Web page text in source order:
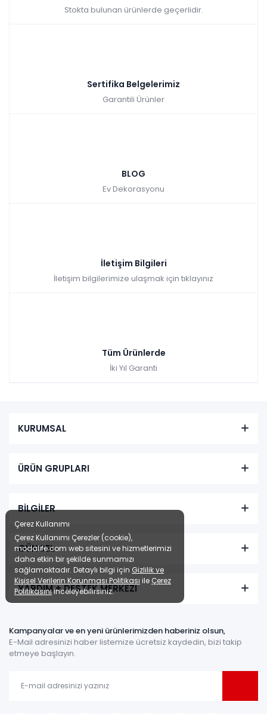
Stokta bulunan ürünlerde geçerlidir.
Sertifika Belgelerimiz
Garantili Ürünler
BLOG
Ev Dekorasyonu
İletişim Bilgileri
İletişim bilgilerimize ulaşmak için tıklayınız
Tüm Ürünlerde
İki Yıl Garanti
KURUMSAL
ÜRÜN GRUPLARI
BİLGİLER
GÜNCEL
YARDIM + DESTEK MERKEZİ
Kampanyalar ve en yeni ürünlerimizden haberiniz olsun,
E-Mail adresinizi haber listemize ücretsiz kaydedin, bizi takip
etmeye başlayın.
Çerez Kullanımı
Çerez Kullanımı Çerezler (cookie),
modalife.com web sitesini ve hizmetlerimizi
daha etkin bir şekilde sunmamızı
sağlamaktadır. Detaylı bilgi için Gizlilik ve
Kişisel Verilerin Korunması Politikası ile Çerez
Politikasınıinceleyebilirsiniz.